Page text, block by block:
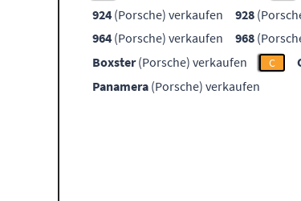
924 (Porsche) verkaufen 928
964 (Porsche) verkaufen 968
Boxster(Porsche) verkaufen C
Panamera (Porsche) verkaufen